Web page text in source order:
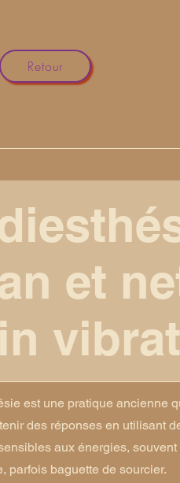
Retour
et
est une pratique ancienne
des réponses en utilisant
aux énergies, souvent
parfois baguette de sourcier.